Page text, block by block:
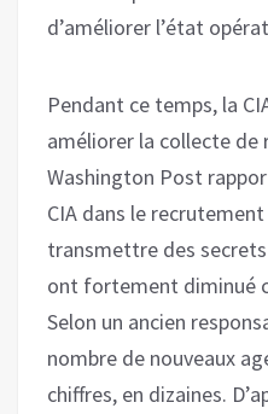
d’améliorer l’état
Pendant ce temps, la
améliorer la collecte de
Washington Post
CIA dans le
transmettre des
ont fortement diminué
Selon un ancien
nombre de nouveaux
chiffres, en dizaines.